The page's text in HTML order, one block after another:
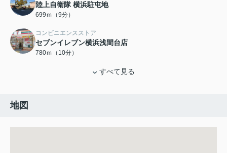
陸上自衛隊 横浜駐屯地
699ｍ（9分）
コンビニエンスストア
セブンイレブン横浜浅間台店
780ｍ（10分）
すべて見る
地図